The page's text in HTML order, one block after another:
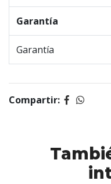
Garantía
Garantía
Compartir: